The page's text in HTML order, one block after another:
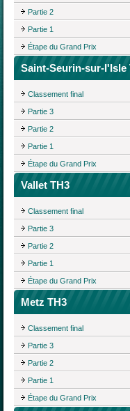
Partie 2
Partie 1
Étape du Grand Prix
Saint-Seurin-sur-l'Isle
Classement final
Partie 3
Partie 2
Partie 1
Étape du Grand Prix
Vallet TH3
Classement final
Partie 3
Partie 2
Partie 1
Étape du Grand Prix
Metz TH3
Classement final
Partie 3
Partie 2
Partie 1
Étape du Grand Prix